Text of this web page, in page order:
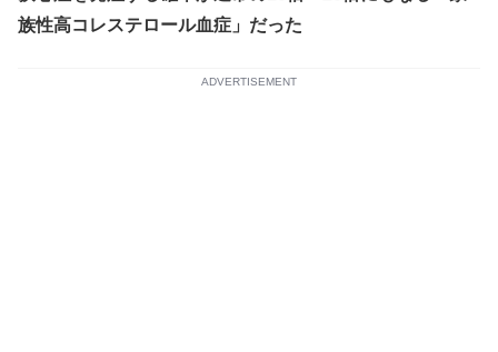
族性高コレステロール血症」だった
ADVERTISEMENT